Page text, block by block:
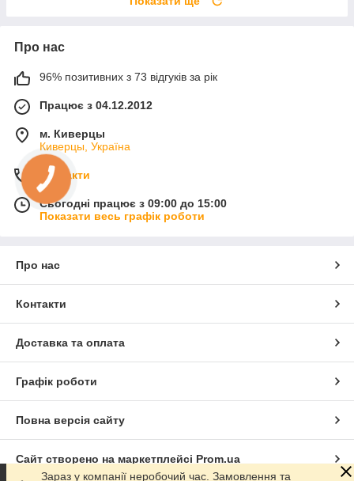
Про нас
96% позитивних з 73 відгуків за рік
Працює з 04.12.2012
м. Киверцы
Киверцы, Україна
Контакти
Сьогодні працює з 09:00 до 15:00
Показати весь графік роботи
Про нас
Контакти
Доставка та оплата
Графік роботи
Повна версія сайту
Сайт створено на маркетплейсі Prom.ua
Зараз у компанії неробочий час. Замовлення та